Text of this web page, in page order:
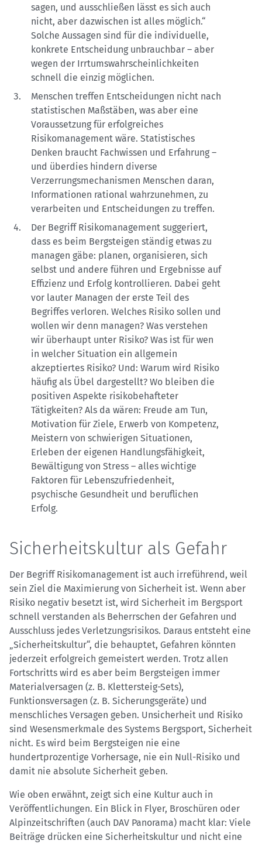
sagen, und ausschließen lässt es sich auch
nicht, aber dazwischen ist alles möglich.“
Solche Aussagen sind für die individuelle,
konkrete Entscheidung unbrauchbar – aber
wegen der Irrtumswahrscheinlichkeiten
schnell die einzig möglichen.
Menschen treffen Entscheidungen nicht nach
statistischen Maßstäben, was aber eine
Voraussetzung für erfolgreiches
Risikomanagement wäre. Statistisches
Denken braucht Fachwissen und Erfahrung –
und überdies hindern diverse
Verzerrungsmechanismen Menschen daran,
Informationen rational wahrzunehmen, zu
verarbeiten und Entscheidungen zu treffen.
Der Begriff Risikomanagement suggeriert,
dass es beim Bergsteigen ständig etwas zu
managen gäbe: planen, organisieren, sich
selbst und andere führen und Ergebnisse auf
Effizienz und Erfolg kontrollieren. Dabei geht
vor lauter Managen der erste Teil des
Begriffes verloren. Welches Risiko sollen und
wollen wir denn managen? Was verstehen
wir überhaupt unter Risiko? Was ist für wen
in welcher Situation ein allgemein
akzeptiertes Risiko? Und: Warum wird Risiko
häufig als Übel dargestellt? Wo bleiben die
positiven Aspekte risikobehafteter
Tätigkeiten? Als da wären: Freude am Tun,
Motivation für Ziele, Erwerb von Kompetenz,
Meistern von schwierigen Situationen,
Erleben der eigenen Handlungsfähigkeit,
Bewältigung von Stress – alles wichtige
Faktoren für Lebenszufriedenheit,
psychische Gesundheit und beruflichen
Erfolg.
Sicherheitskultur als Gefahr
Der Begriff Risikomanagement ist auch irreführend, weil
sein Ziel die Maximierung von Sicherheit ist. Wenn aber
Risiko negativ besetzt ist, wird Sicherheit im Bergsport
schnell verstanden als Beherrschen der Gefahren und
Ausschluss jedes Verletzungsrisikos. Daraus entsteht eine
„Sicherheitskultur“, die behauptet, Gefahren könnten
jederzeit erfolgreich gemeistert werden. Trotz allen
Fortschritts wird es aber beim Bergsteigen immer
Materialversagen (z. B. Klettersteig-Sets),
Funktionsversagen (z. B. Sicherungsgeräte) und
menschliches Versagen geben. Unsicherheit und Risiko
sind Wesensmerkmale des Systems Bergsport, Sicherheit
nicht. Es wird beim Bergsteigen nie eine
hundertprozentige Vorhersage, nie ein Null-Risiko und
damit nie absolute Sicherheit geben.
Wie oben erwähnt, zeigt sich eine Kultur auch in
Veröffentlichungen. Ein Blick in Flyer, Broschüren oder
Alpinzeitschriften (auch DAV Panorama) macht klar: Viele
Beiträge drücken eine Sicherheitskultur und nicht eine